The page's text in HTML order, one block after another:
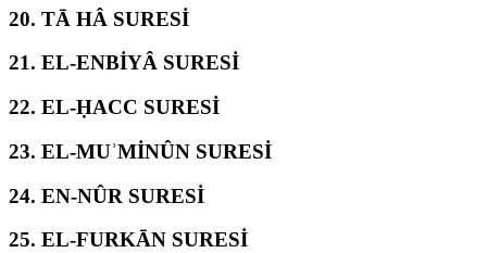
20. TĀ HÂ SURESİ
21. EL-ENBİYÂ SURESİ
22. EL-ḤACC SURESİ
23. EL-MUʾMİNÛN SURESİ
24. EN-NÛR SURESİ
25. EL-FURKĀN SURESİ